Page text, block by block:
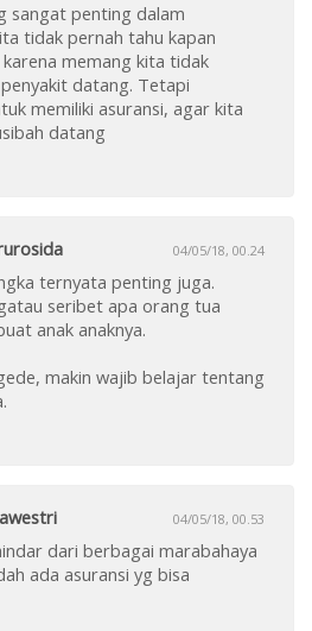
sangat penting dalam
tidak pernah tahu kapan
memang kita tidak
datang. Tetapi
memiliki asuransi, agar kita
datang
04/05/18, 00.24
ternyata penting juga.
seribet apa orang tua
anak anaknya.
makin wajib belajar tentang
04/05/18, 00.53
dari berbagai marabahaya
ada asuransi yg bisa